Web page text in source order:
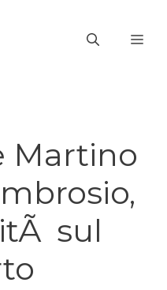
Martino
sul